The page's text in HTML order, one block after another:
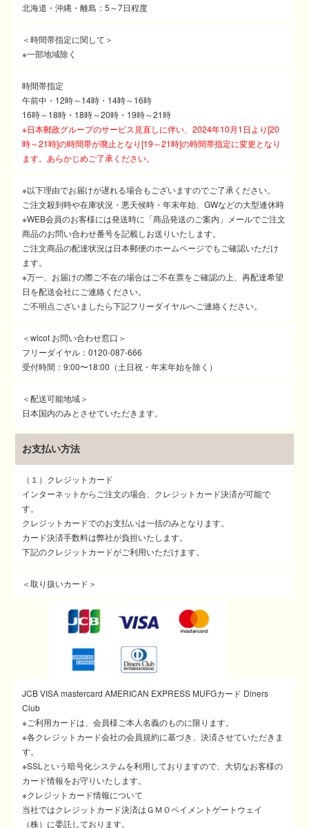
北海道・沖縄・離島：5～7日程度
＜時間帯指定に関して＞
※一部地域除く
時間帯指定
午前中・12時～14時・14時～16時
16時～18時・18時～20時・19時～21時
※日本郵政グループのサービス見直しに伴い、2024年10月1日より[20
時～21時]の時間帯が廃止となり[19～21時]の時間帯指定に変更となり
ます。あらかじめご了承ください。
※以下理由でお届けが遅れる場合もございますのでご了承ください。
ご注文殺到時や在庫状況・悪天候時・年末年始、GWなどの大型連休時
※WEB会員のお客様には発送時に「商品発送のご案内」メールでご注文
商品のお問い合わせ番号を記載しお送りいたします。
ご注文商品の配達状況は日本郵便のホームページでもご確認いただけ
ます。
※万一、お届けの際ご不在の場合はご不在票をご確認の上、再配達希望
日を配送会社にご連絡ください。
ご不明点ございましたら下記フリーダイヤルへご連絡ください。
＜wicot お問い合わせ窓口＞
フリーダイヤル：0120-087-666
受付時間：9:00〜18:00（土日祝・年末年始を除く）
＜配送可能地域＞
日本国内のみとさせていただきます。
お支払い方法
（１）クレジットカード
インターネットからご注文の場合、クレジットカード決済が可能で
す。
クレジットカードでのお支払いは一括のみとなります。
カード決済手数料は弊社が負担いたします。
下記のクレジットカードがご利用いただけます。
＜取り扱いカード＞
JCB VISA mastercard AMERICAN EXPRESS MUFGカード Diners
Club
※ご利用カードは、会員様ご本人名義のものに限ります。
※各クレジットカード会社の会員規約に基づき、決済させていただきま
す。
※SSLという暗号化システムを利用しておりますので、大切なお客様の
カード情報をお守りいたします。
※クレジットカード情報について
当社ではクレジットカード決済はＧＭＯペイメントゲートウェイ
（株）に委託しております。